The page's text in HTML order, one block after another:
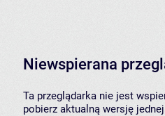
Niewspierana
Ta przeglądarka nie jest
pobierz aktualną wersję